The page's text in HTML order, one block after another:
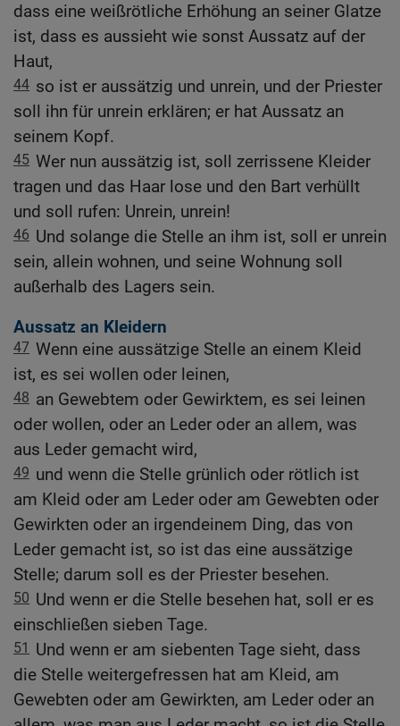
dass eine weißrötliche Erhöhung an seiner Glatze
ist, dass es aussieht wie sonst Aussatz auf der
Haut,
44 so ist er aussätzig und unrein, und der Priester
soll ihn für unrein erklären; er hat Aussatz an
seinem Kopf.
45 Wer nun aussätzig ist, soll zerrissene Kleider
tragen und das Haar lose und den Bart verhüllt
und soll rufen: Unrein, unrein!
46 Und solange die Stelle an ihm ist, soll er unrein
sein, allein wohnen, und seine Wohnung soll
außerhalb des Lagers sein.
Aussatz an Kleidern
47 Wenn eine aussätzige Stelle an einem Kleid
ist, es sei wollen oder leinen,
48 an Gewebtem oder Gewirktem, es sei leinen
oder wollen, oder an Leder oder an allem, was
aus Leder gemacht wird,
49 und wenn die Stelle grünlich oder rötlich ist
am Kleid oder am Leder oder am Gewebten oder
Gewirkten oder an irgendeinem Ding, das von
Leder gemacht ist, so ist das eine aussätzige
Stelle; darum soll es der Priester besehen.
50 Und wenn er die Stelle besehen hat, soll er es
einschließen sieben Tage.
51
Und wenn er am siebenten Tage sieht, dass
die Stelle weitergefressen hat am Kleid, am
Gewebten oder am Gewirkten, am Leder oder an